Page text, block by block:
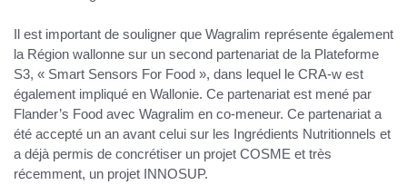
Il est important de souligner que Wagralim représente également
la Région wallonne sur un second partenariat de la Plateforme
S3, « Smart Sensors For Food », dans lequel le CRA-w est
également impliqué en Wallonie. Ce partenariat est mené par
Flander’s Food avec Wagralim en co-meneur. Ce partenariat a
été accepté un an avant celui sur les Ingrédients Nutritionnels et
a déjà permis de concrétiser un projet COSME et très
récemment, un projet INNOSUP.